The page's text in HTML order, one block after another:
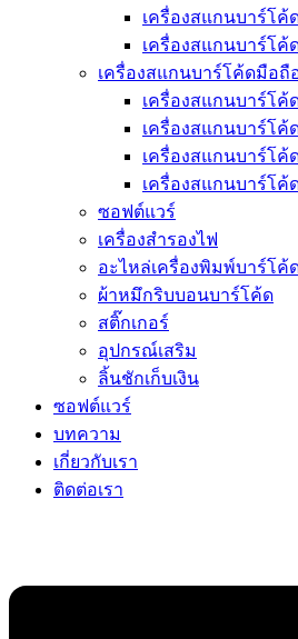
เครื่องสแกนบาร์โค้ด
เครื่องสแกนบาร์โค้
เครื่องสแกนบาร์โค้ดมือถื
เครื่องสแกนบาร์โค้
เครื่องสแกนบาร์โค้
เครื่องสแกนบาร์โค้
เครื่องสแกนบาร์โค้
ซอฟต์แวร์
เครื่องสำรองไฟ
อะไหล่เครื่องพิมพ์บาร์โค้
ผ้าหมึกริบบอนบาร์โค้ด
สติ๊กเกอร์
อุปกรณ์เสริม
ลิ้นชักเก็บเงิน
ซอฟต์แวร์
บทความ
เกี่ยวกับเรา
ติดต่อเรา